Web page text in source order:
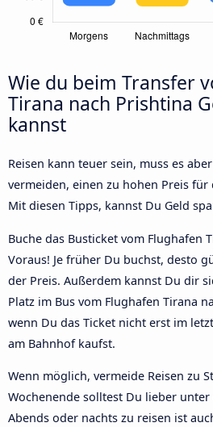
Wie du beim Transfer
Tirana nach Prishtina
kannst
Reisen kann teuer sein, muss es
vermeiden, einen zu hohen Preis für
Mit diesen Tipps, kannst Du Geld
Buche das Busticket vom Flughafen
Voraus! Je früher Du buchst, desto
der Preis. Außerdem kannst Du dir
Platz im Bus vom Flughafen Tirana
wenn Du das Ticket nicht erst im
am Bahnhof kaufst.
Wenn möglich, vermeide Reisen zu
Wochenende solltest Du lieber unter
Abends oder nachts zu reisen ist